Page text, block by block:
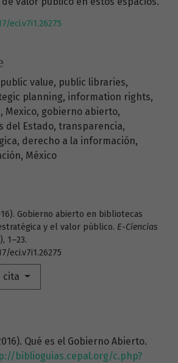
public value public libraries
planning information rights
Mexico gobierno abierto
del Estado transparencia
derecho a la información
México
Gobierno abierto en bibliotecas
y el valor público. E-Ciencias
1–23.
eci.v7i1.26275
cita
eci.v7i1.26275
Qué es el Gobierno Abierto.
biblioguias.cepal.org/c.php?